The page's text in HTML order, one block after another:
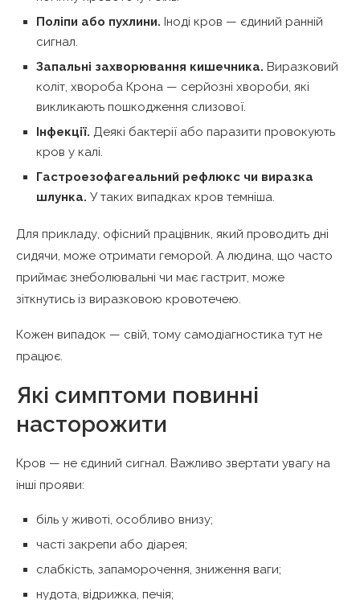
Поліпи або пухлини. Іноді кров — єдиний ранній
сигнал.
Запальні захворювання кишечника. Виразковий
коліт, хвороба Крона — серйозні хвороби, які
викликають пошкодження слизової.
Інфекції. Деякі бактерії або паразити провокують
кров у калі.
Гастроезофагеальний рефлюкс чи виразка
шлунка. У таких випадках кров темніша.
Для прикладу, офісний працівник, який проводить дні
сидячи, може отримати геморой. А людина, що часто
приймає знеболювальні чи має гастрит, може
зіткнутись із виразковою кровотечею.
Кожен випадок — свій, тому самодіагностика тут не
працює.
Які симптоми повинні
насторожити
Кров — не єдиний сигнал. Важливо звертати увагу на
інші прояви:
біль у животі, особливо внизу;
часті закрепи або діарея;
слабкість, запаморочення, зниження ваги;
нудота, відрижка, печія;